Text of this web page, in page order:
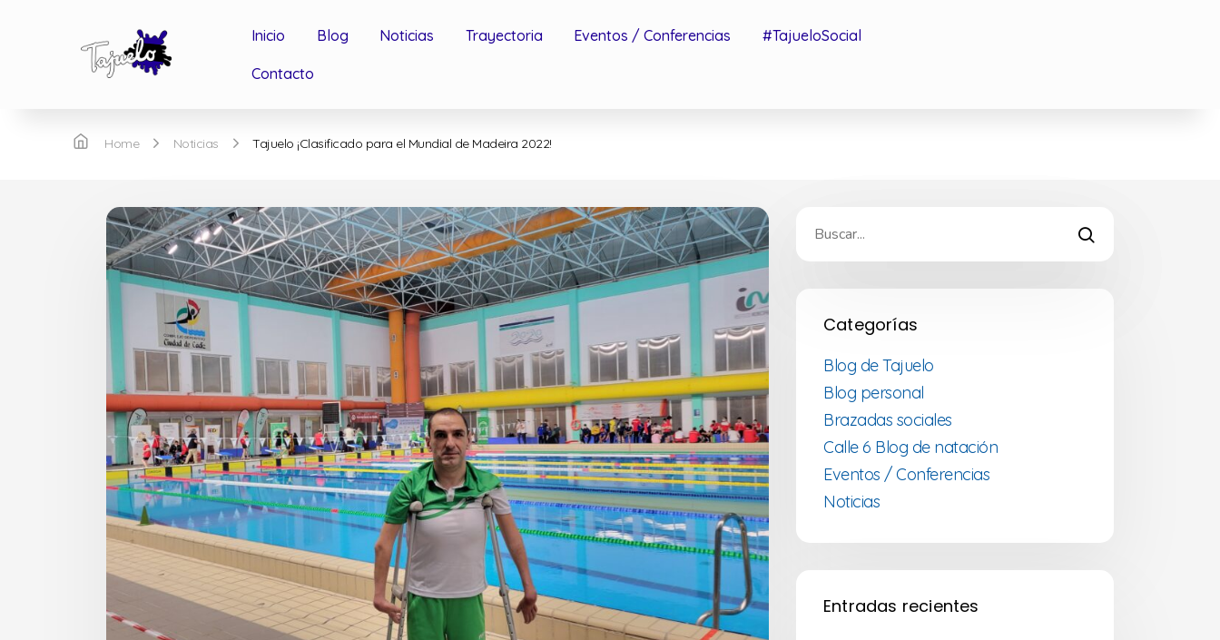
Inicio Blog Noticias Trayectoria Eventos / Conferencias #TajueloSocial
Contacto
Home Noticias Tajuelo ¡Clasificado para el Mundial de Madeira 2022!
Categorías
Blog de Tajuelo
Blog personal
Brazadas sociales
Calle 6 Blog de natación
Eventos / Conferencias
Noticias
Entradas recientes